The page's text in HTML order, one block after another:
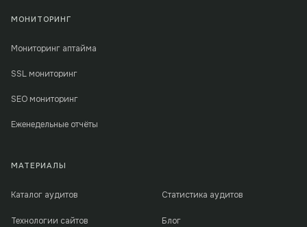
МОНИТОРИНГ
Мониторинг аптайма
SSL мониторинг
SEO мониторинг
Еженедельные отчёты
МАТЕРИАЛЫ
Каталог аудитов Статистика аудитов
Технологии сайтов Блог